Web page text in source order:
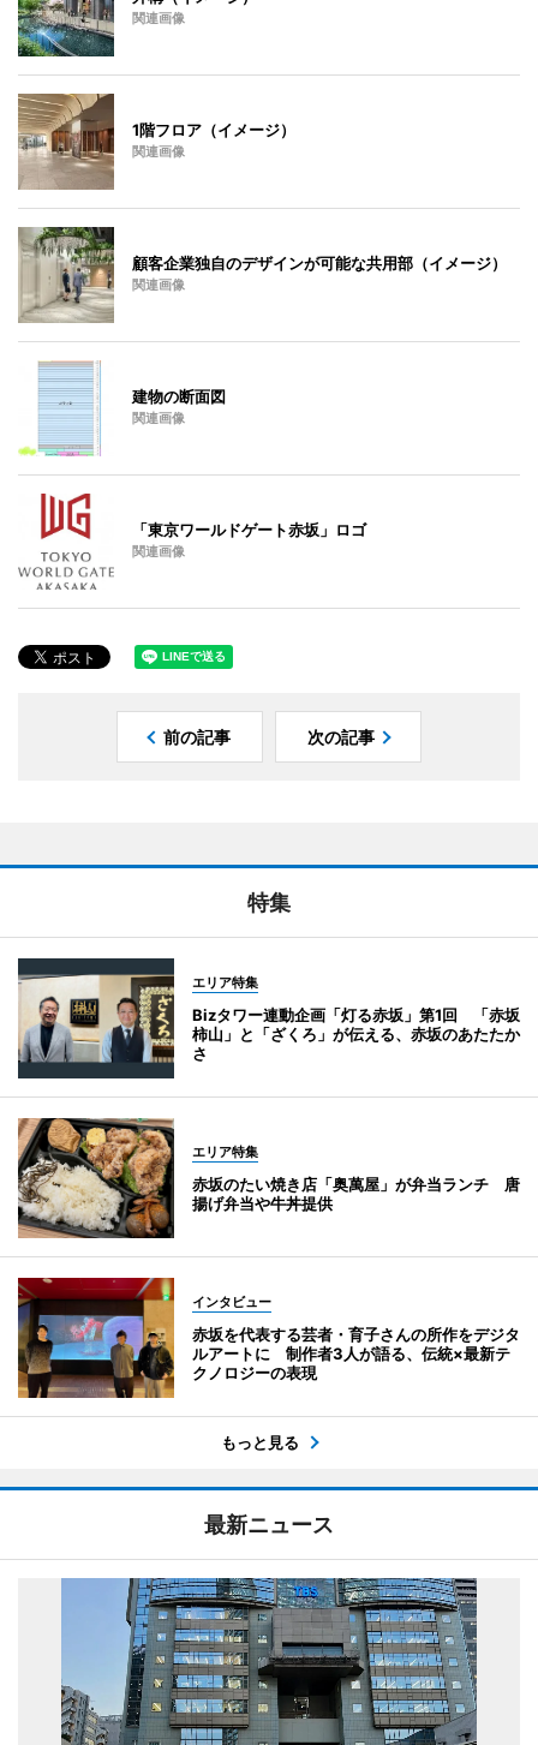
関連画像
1階フロア（イメージ）
関連画像
顧客企業独自のデザインが可能な共用部（イメージ）
関連画像
建物の断面図
関連画像
「東京ワールドゲート赤坂」ロゴ
関連画像
前の記事 次の記事
特集
エリア特集
Bizタワー連動企画「灯る赤坂」第1回 「赤坂
柿山」と「ざくろ」が伝える、赤坂のあたたか
さ
エリア特集
赤坂のたい焼き店「奥萬屋」が弁当ランチ 唐
揚げ弁当や牛丼提供
インタビュー
赤坂を代表する芸者・育子さんの所作をデジタ
ルアートに 制作者3人が語る、伝統×最新テ
クノロジーの表現
もっと見る
最新ニュース